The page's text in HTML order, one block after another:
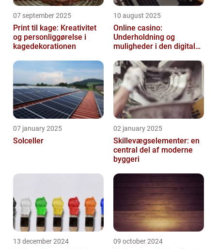
07 september 2025
Print til kage: Kreativitet
og personliggørelse i
kagedekorationen
10 august 2025
Online casino:
Underholdning og
muligheder i den digitale
07 january 2025
Solceller
02 january 2025
Skillevægselementer: en
central del af moderne
byggeri
13 december 2024 09 october 2024